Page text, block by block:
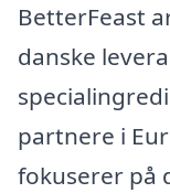
BetterFeast
danske
partnere i
fokuserer på